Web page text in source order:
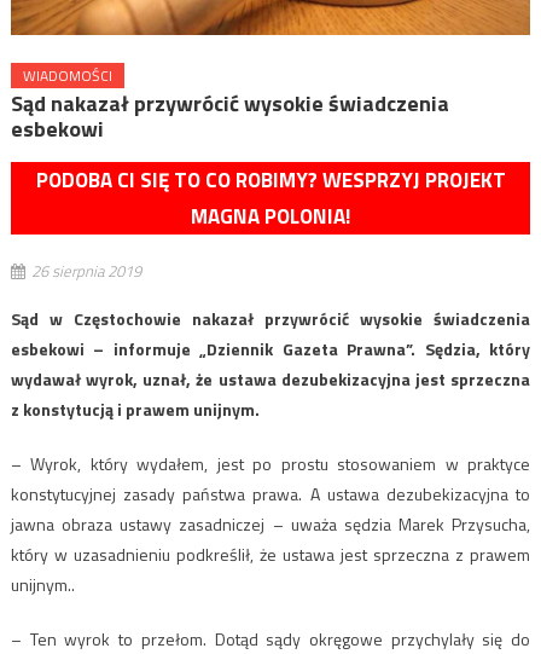
WIADOMOŚCI
Sąd nakazał przywrócić wysokie świadczenia
esbekowi
PODOBA CI SIĘ TO CO ROBIMY? WESPRZYJ PROJEKT
MAGNA POLONIA!
26 sierpnia 2019
Sąd w Częstochowie nakazał przywrócić wysokie świadczenia
esbekowi – informuje „Dziennik Gazeta Prawna”. Sędzia, który
wydawał wyrok, uznał, że ustawa dezubekizacyjna jest sprzeczna
z konstytucją i prawem unijnym.
– Wyrok, który wydałem, jest po prostu stosowaniem w praktyce
konstytucyjnej zasady państwa prawa. A ustawa dezubekizacyjna to
jawna obraza ustawy zasadniczej – uważa sędzia Marek Przysucha,
który w uzasadnieniu podkreślił, że ustawa jest sprzeczna z prawem
unijnym..
– Ten wyrok to przełom. Dotąd sądy okręgowe przychylały się do